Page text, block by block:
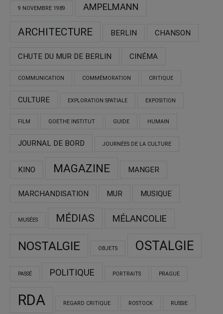
9 NOVEMBRE 1989 AMPELMANN
ARCHITECTURE BERLIN CHANSON
CHUTE DU MUR DE BERLIN CINÉMA
COMMUNICATION COMMÉMORATION CRITIQUE
CULTURE EXPLORATION SPATIALE EXPOSITION
FILM GOETHE INSTITUT GUIDE HUMAIN
JOURNAL DE BORD JOURNÉES DE LA CULTURE
KINO MAGAZINE MANGER
MARCHANDISATION MUR MUSIQUE
MUSÉES MÉDIAS MÉLANCOLIE
NOSTALGIE OBJETS OSTALGIE
PASSÉ POLITIQUE PORTRAITS PRAGUE
RDA REGARD CRITIQUE ROSTOCK RUSSIE